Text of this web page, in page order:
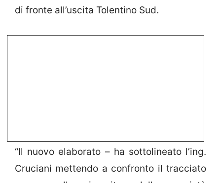
di fronte all’uscita Tolentino Sud.
“Il nuovo elaborato – ha sottolineato l’ing.
Cruciani mettendo a confronto il tracciato